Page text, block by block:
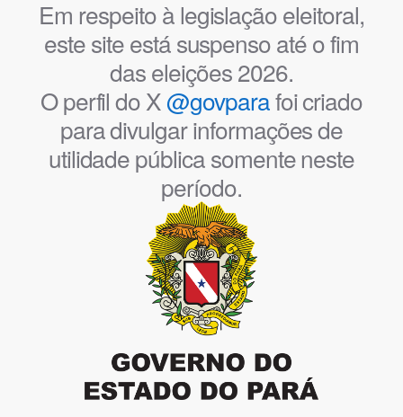
Em respeito à legislação eleitoral,
este site está suspenso até o fim
das eleições 2026.
O perfil do X@govparafoi criado
para divulgar informações de
utilidade pública somente neste
período.